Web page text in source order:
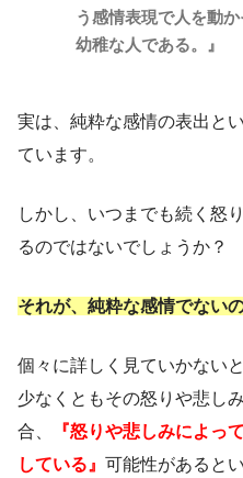
う感情表現で人を動
幼稚な人である。』
実は、純粋な感情の表出と
ています。
しかし、いつまでも続く怒
るのではないでしょうか？
それが、純粋な感情でない
個々に詳しく見ていかない
少なくともその怒りや悲し
合、
『怒りや悲しみによっ
している』 可能性があると